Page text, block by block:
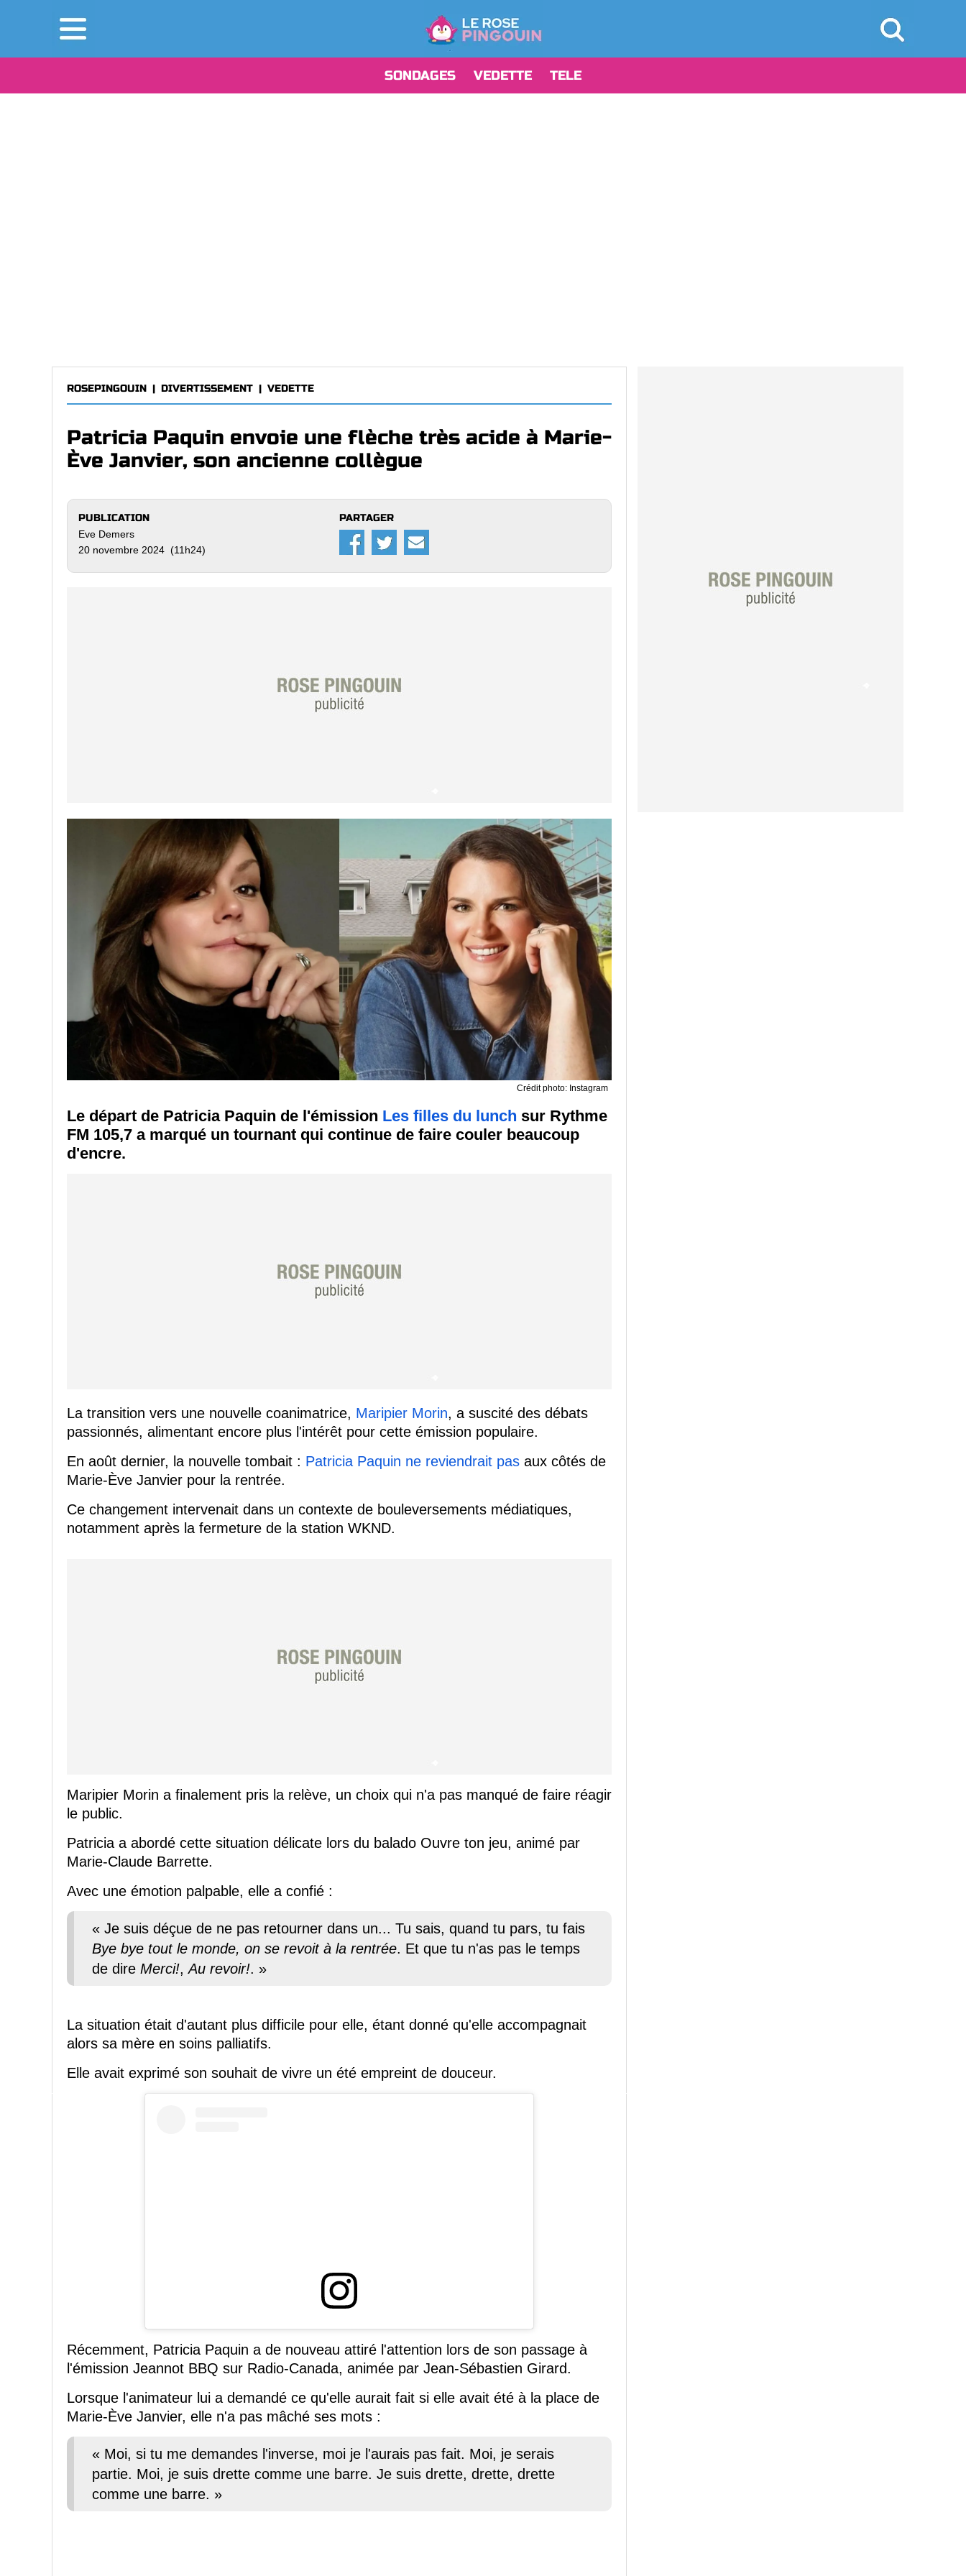
SONDAGES VEDETTE TELE
ROSEPINGOUIN | DIVERTISSEMENT | VEDETTE
Patricia Paquin envoie une flèche très acide à Marie-
Ève Janvier, son ancienne collègue
PUBLICATION
Eve Demers
20 novembre 2024 (11h24)
PARTAGER
Crédit photo: Instagram
Le départ de Patricia Paquin de l'émission Les filles du lunch sur Rythme
FM 105,7 a marqué un tournant qui continue de faire couler beaucoup
d'encre.
La transition vers une nouvelle coanimatrice, Maripier Morin, a suscité des débats
passionnés, alimentant encore plus l'intérêt pour cette émission populaire.
En août dernier, la nouvelle tombait : Patricia Paquin ne reviendrait pas aux côtés de
Marie-Ève Janvier pour la rentrée.
Ce changement intervenait dans un contexte de bouleversements médiatiques,
notamment après la fermeture de la station WKND.
Maripier Morin a finalement pris la relève, un choix qui n'a pas manqué de faire réagir
le public.
Patricia a abordé cette situation délicate lors du balado Ouvre ton jeu, animé par
Marie-Claude Barrette.
Avec une émotion palpable, elle a confié :
« Je suis déçue de ne pas retourner dans un... Tu sais, quand tu pars, tu fais
Bye bye tout le monde, on se revoit à la rentrée. Et que tu n'as pas le temps
de dire Merci!,Au revoir!. »
La situation était d'autant plus difficile pour elle, étant donné qu'elle accompagnait
alors sa mère en soins palliatifs.
Elle avait exprimé son souhait de vivre un été empreint de douceur.
Récemment, Patricia Paquin a de nouveau attiré l'attention lors de son passage à
l'émission Jeannot BBQ sur Radio-Canada, animée par Jean-Sébastien Girard.
Lorsque l'animateur lui a demandé ce qu'elle aurait fait si elle avait été à la place de
Marie-Ève Janvier, elle n'a pas mâché ses mots :
« Moi, si tu me demandes l'inverse, moi je l'aurais pas fait. Moi, je serais
partie. Moi, je suis drette comme une barre. Je suis drette, drette, drette
comme une barre. »